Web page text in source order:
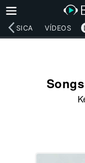
MÚSICA VÍDEOS